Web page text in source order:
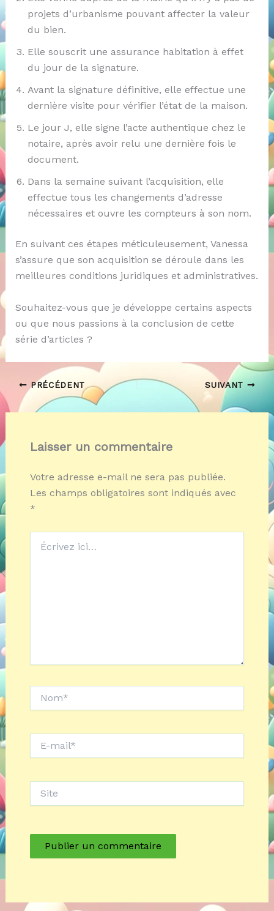
projets d’urbanisme pouvant affecter la valeur
du bien.
Elle souscrit une assurance habitation à effet
du jour de la signature.
Avant la signature définitive, elle effectue une
dernière visite pour vérifier l’état de la maison.
Le jour J, elle signe l’acte authentique chez le
notaire, après avoir relu une dernière fois le
document.
Dans la semaine suivant l’acquisition, elle
effectue tous les changements d’adresse
nécessaires et ouvre les compteurs à son nom.
En suivant ces étapes méticuleusement, Vanessa
s’assure que son acquisition se déroule dans les
meilleures conditions juridiques et administratives.
Souhaitez-vous que je développe certains aspects
ou que nous passions à la conclusion de cette
série d’articles ?
PRÉCÉDENT SUIVANT
Laisser un commentaire
Votre adresse e-mail ne sera pas publiée.
Les champs obligatoires sont indiqués avec
*
ici…
mail*